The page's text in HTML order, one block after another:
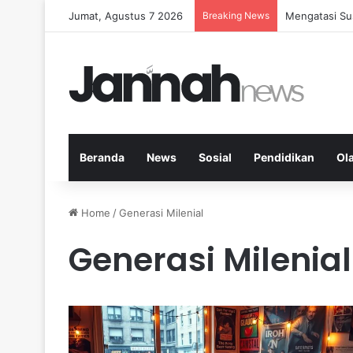
Jumat, Agustus 7 2026 Breaking News Mengatasi
Beranda News Sosial Pendidikan
Home /Generasi Milenial
Generasi Milenial